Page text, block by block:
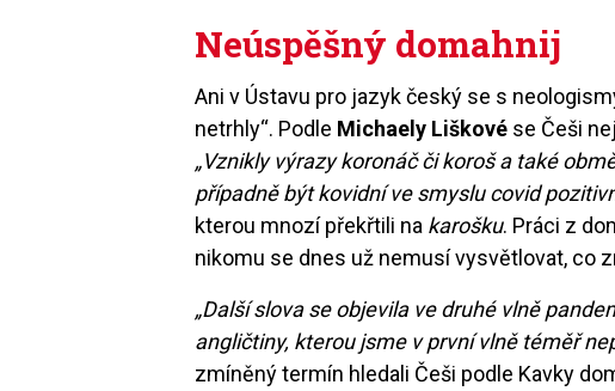
Neúspěšný domahnij
Ani v Ústavu pro jazyk český se s
netrhly“. Podle Michaely Liškové se Češi
„Vznikly výrazy koronáč či koroš a také
případně být kovidní ve smyslu covid
kterou mnozí překřtili na karošku. Práci z
nikomu se dnes už nemusí vysvětlovat, co
„Další slova se objevila ve druhé vlně
angličtiny, kterou jsme v první vlně téměř
zmíněný termín hledali Češi podle Kavky